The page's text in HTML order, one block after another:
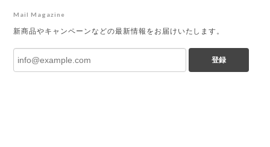
Mail Magazine
新商品やキャンペーンなどの最新情報をお届けいたします。
登録